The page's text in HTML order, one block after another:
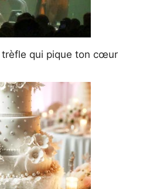
trèfle qui pique ton cœur